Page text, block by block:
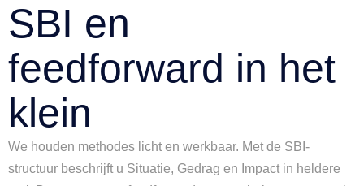
SBI en
feedforward in het
klein
We houden methodes licht en werkbaar. Met de SBI-
structuur beschrijft u Situatie, Gedrag en Impact in heldere